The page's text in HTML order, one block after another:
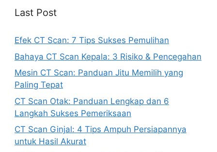
Last Post
Efek CT Scan: 7 Tips Sukses Pemulihan
Bahaya CT Scan Kepala: 3 Risiko & Pencegahan
Mesin CT Scan: Panduan Jitu Memilih yang
Paling Tepat
CT Scan Otak: Panduan Lengkap dan 6
Langkah Sukses Pemeriksaan
CT Scan Ginjal: 4 Tips Ampuh Persiapannya
untuk Hasil Akurat